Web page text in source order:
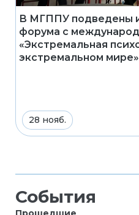
В МГППУ подведены
форума с
«Экстремальная
экстремальном мире»
28 нояб.
События